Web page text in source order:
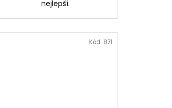
nejlepší.
Kód: 871